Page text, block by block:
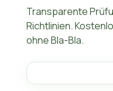
Transparente
Richtlinien.
ohne Bla-Bla.